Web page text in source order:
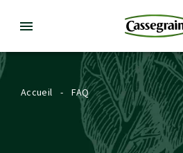
Accueil - FAQ